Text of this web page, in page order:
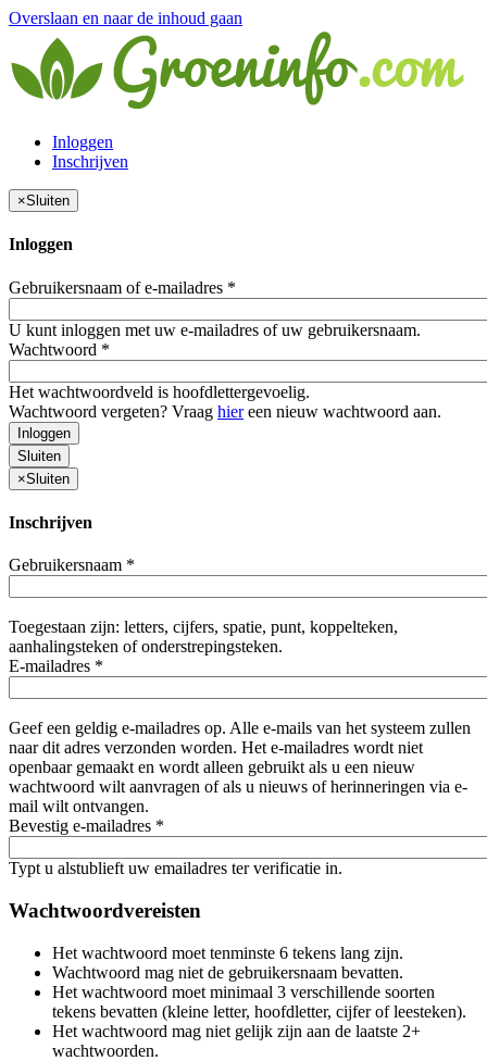
Overslaan en naar de inhoud gaan
Inloggen
Inschrijven
×Sluiten
Inloggen
Gebruikersnaam of e-mailadres *
U kunt inloggen met uw e-mailadres of uw gebruikersnaam.
Wachtwoord *
Het wachtwoordveld is hoofdlettergevoelig.
Wachtwoord vergeten? Vraag hiereen nieuw wachtwoord aan.
Inloggen
Sluiten
×Sluiten
Inschrijven
Gebruikersnaam *
Toegestaan zijn: letters, cijfers, spatie, punt, koppelteken,
aanhalingsteken of onderstrepingsteken.
E-mailadres *
Geef een geldig e-mailadres op. Alle e-mails van het systeem zullen
naar dit adres verzonden worden. Het e-mailadres wordt niet
openbaar gemaakt en wordt alleen gebruikt als u een nieuw
wachtwoord wilt aanvragen of als u nieuws of herinneringen via e-
mail wilt ontvangen.
Bevestig e-mailadres *
Typt u alstublieft uw emailadres ter verificatie in.
Wachtwoordvereisten
Het wachtwoord moet tenminste 6 tekens lang zijn.
Wachtwoord mag niet de gebruikersnaam bevatten.
Het wachtwoord moet minimaal 3 verschillende soorten
tekens bevatten (kleine letter, hoofdletter, cijfer of leesteken).
Het wachtwoord mag niet gelijk zijn aan de laatste 2+
wachtwoorden.